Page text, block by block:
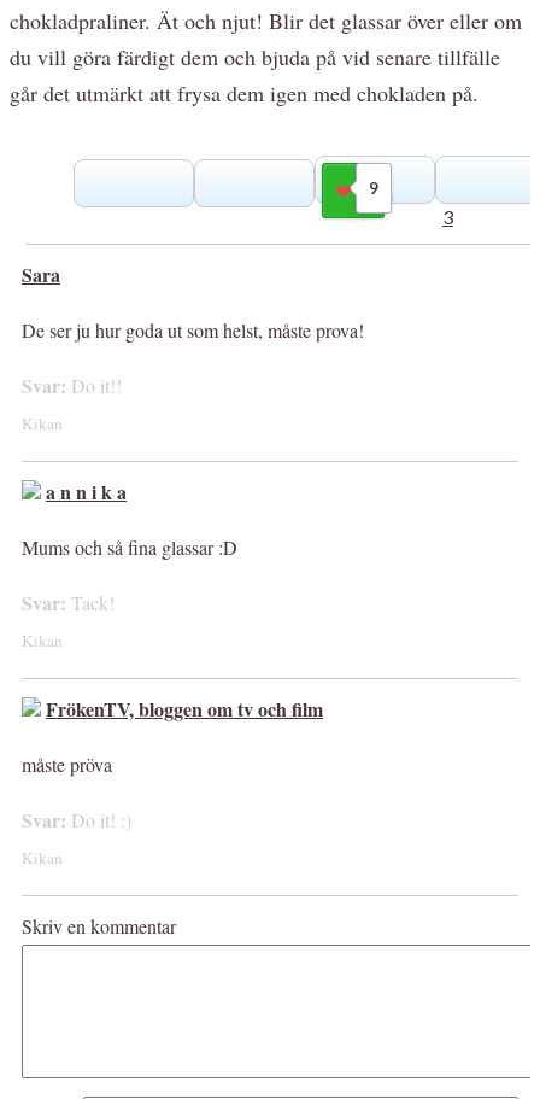
chokladpraliner. Ät och njut! Blir det glassar över eller om
du vill göra färdigt dem och bjuda på vid senare tillfälle
går det utmärkt att frysa dem igen med chokladen på.
9
Gilla
3
Sara
De ser ju hur goda ut som helst, måste prova!
Svar: Do it!!
Kikan
a n n i k a
Mums och så fina glassar :D
Svar: Tack!
Kikan
FrökenTV, bloggen om tv och film
måste pröva
Svar: Do it! :)
Kikan
Skriv en kommentar